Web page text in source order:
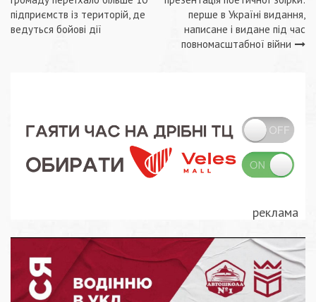
записів
підприємств із територій, де
ведуться бойові дії
перше в Україні видання,
написане і видане під час
повномасштабної війни